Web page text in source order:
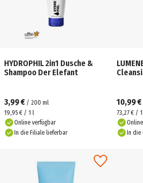
HYDROPHIL 2in1 Dusche &
Shampoo Der Elefant
3,99 € / 200 ml
19,95 € / 1 l
Online verfügbar
In die Filiale lieferbar
10,99 €
73,27 € /
In